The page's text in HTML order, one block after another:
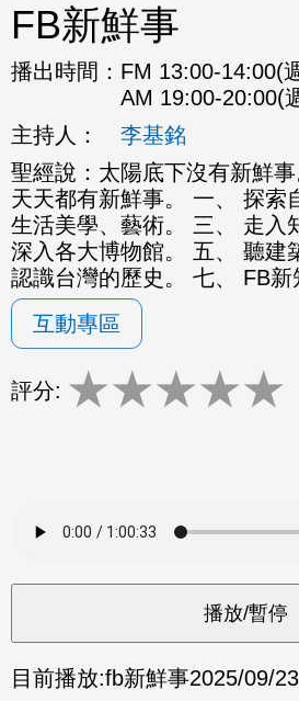
FB新鮮事
播出時間： FM 13:00-14:00(
AM 19:00-20:00(
主持人：
李基銘
聖經說：太陽底下沒有新鮮
天天都有新鮮事。 一、 探索
生活美學、藝術。 三、 走入
深入各大博物館。 五、 聽建
認識台灣的歷史。 七、 FB新
互動專區
評分: ★★★★★
目前播放:fb新鮮事2025/09/23